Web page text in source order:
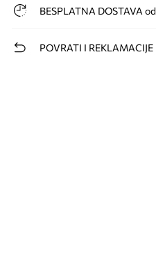
BESPLATNA DOSTAVA od
POVRATI I REKLAMACIJE